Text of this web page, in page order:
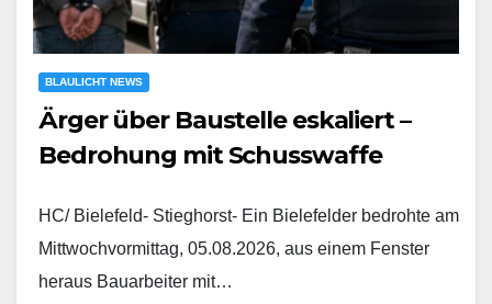
BLAULICHT NEWS
Ärger über Baustelle eskaliert –
Bedrohung mit Schusswaffe
HC/ Bielefeld- Stieghorst- Ein Bielefelder bedrohte am
Mittwochvormittag, 05.08.2026, aus einem Fenster
heraus Bauarbeiter mit…